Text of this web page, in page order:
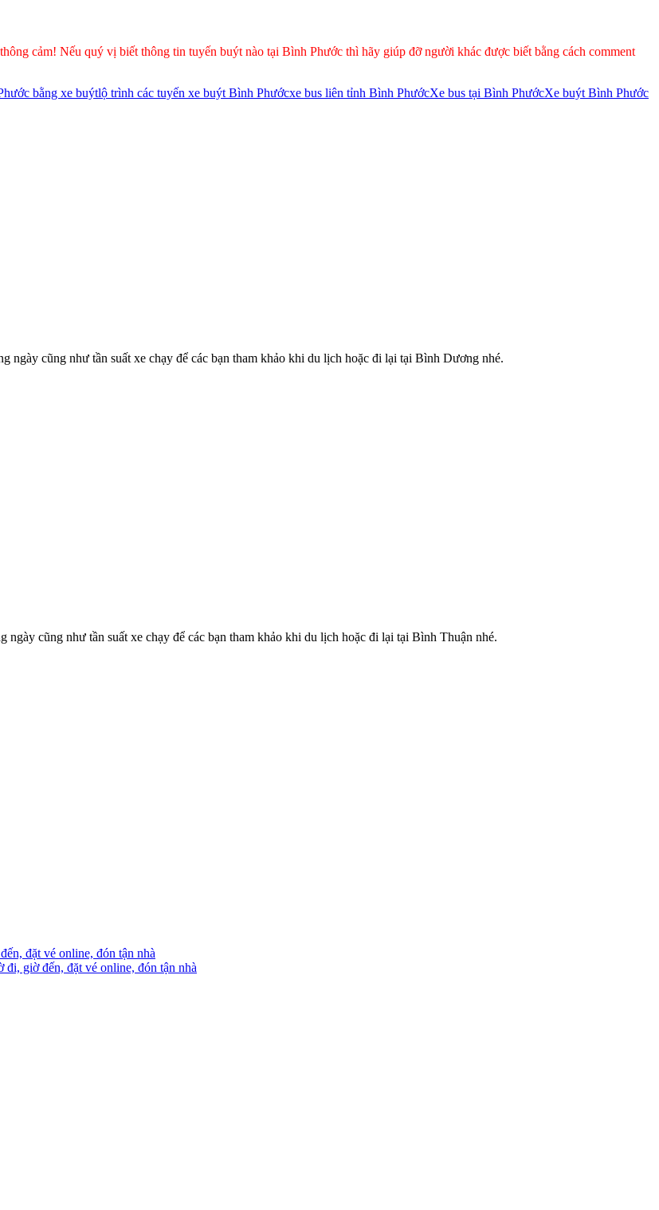
cảm! Nếu quý vị biết thông tin tuyến buýt nào tại Bình Phước thì hãy giúp đỡ người khác được biết bằng cách comment
bằng xe buýtlộ trình các tuyến xe buýt Bình Phướcxe bus liên tỉnh Bình PhướcXe bus tại Bình PhướcXe buýt Bình Phước
cũng như tần suất xe chạy để các bạn tham khảo khi du lịch hoặc đi lại tại Bình Dương nhé.
cũng như tần suất xe chạy để các bạn tham khảo khi du lịch hoặc đi lại tại Bình Thuận nhé.
đặt vé online, đón tận nhà
giờ đến, đặt vé online, đón tận nhà